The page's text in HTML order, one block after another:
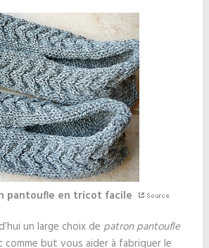
pantoufle en tricot facile
un large choix de patron pantoufle
comme but vous aider à fabriquer le